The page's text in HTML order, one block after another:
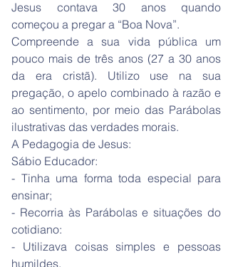
Jesus contava 30 anos quando
começou a pregar a “Boa Nova”.
Compreende a sua vida pública um
pouco mais de três anos (27 a 30 anos
da era cristã). Utilizo use na sua
pregação, o apelo combinado à razão e
ao sentimento, por meio das Parábolas
ilustrativas das verdades morais.
A Pedagogia de Jesus:
Sábio Educador:
- Tinha uma forma toda especial para
ensinar;
- Recorria às Parábolas e situações do
cotidiano:
- Utilizava coisas simples e pessoas
humildes.